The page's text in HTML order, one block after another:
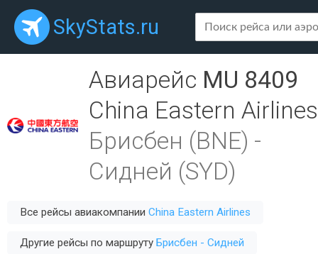
SkyStats.ru
Авиарейс MU 8409
China Eastern Airlines
Брисбен (BNE) -
Сидней (SYD)
Все рейсы авиакомпании China Eastern Airlines
Другие рейсы по маршруту Брисбен - Сидней